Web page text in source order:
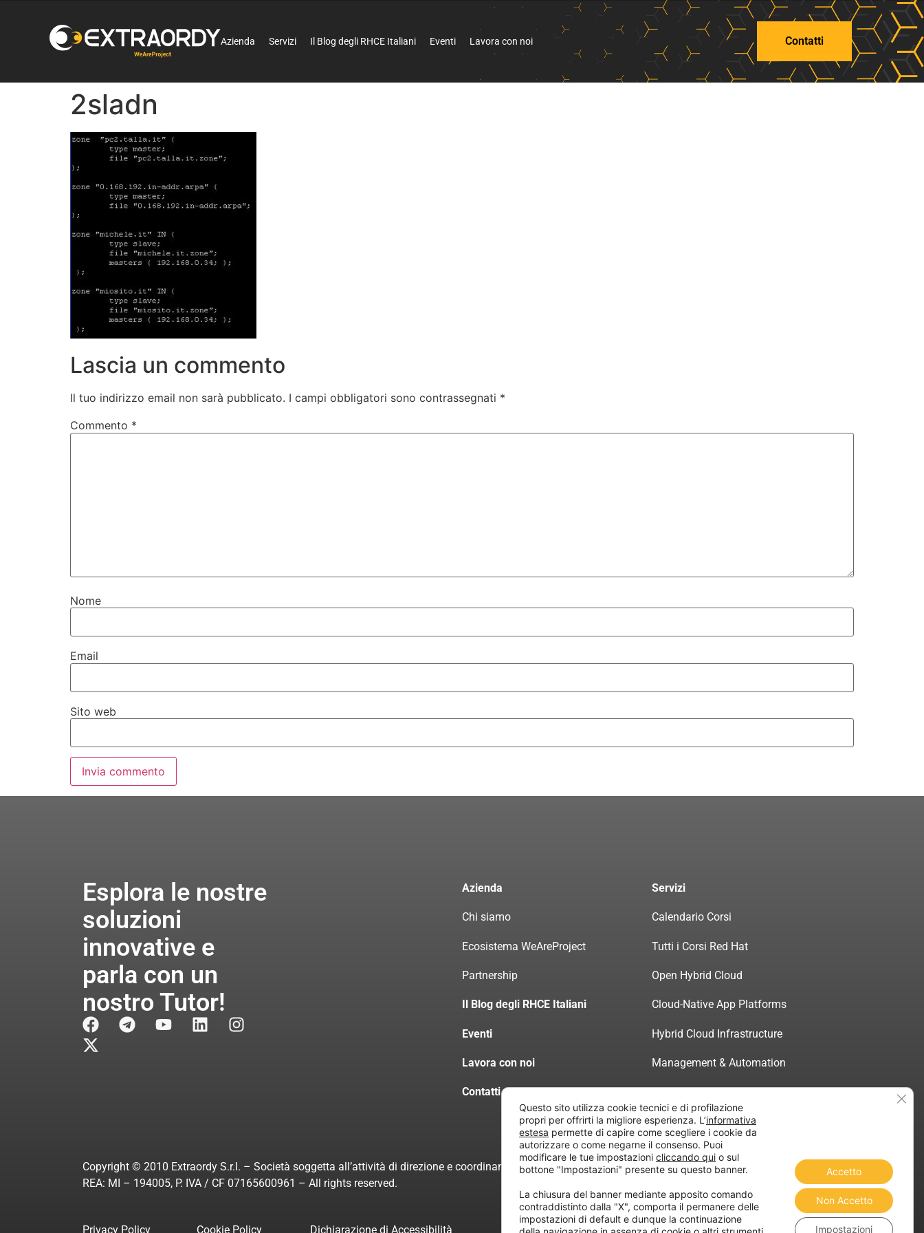
Azienda Servizi Il Blog degli RHCE Italiani Eventi Lavora con noi Contatti
2sladn
Lascia un commento
Il tuo indirizzo email non sarà pubblicato. I campi obbligatori sono contrassegnati *
Commento *
Nome
Email
Sito web
Esplora le nostre
soluzioni
innovative e
parla con un
nostro Tutor!
Azienda
Chi siamo
Ecosistema WeAreProject
Partnership
Il Blog degli RHCE Italiani
Eventi
Lavora con noi
Contatti
Servizi
Calendario Corsi
Tutti i Corsi Red Hat
Open Hybrid Cloud
Cloud-Native App Platforms
Hybrid Cloud Infrastructure
Management & Automation
Servizi di Consulenza Certificata
Copyright © 2010 Extraordy S.r.l. – Società soggetta all’attività di direzione e coordinamento di “Project Informatica”
REA: MI – 194005, P. IVA / CF 07165600961 – All rights reserved.
Privacy Policy Cookie Policy Dichiarazione di Accessibilità
Questo sito utilizza cookie tecnici e di profilazione
propri per offrirti la migliore esperienza. L’informativa
estesa permette di capire come scegliere i cookie da
autorizzare o come negarne il consenso. Puoi
modificare le tue impostazioni cliccando qui o sul
bottone "Impostazioni" presente su questo banner.
La chiusura del banner mediante apposito comando
contraddistinto dalla "X", comporta il permanere delle
impostazioni di default e dunque la continuazione
Accetto
Non Accetto
Impostazioni